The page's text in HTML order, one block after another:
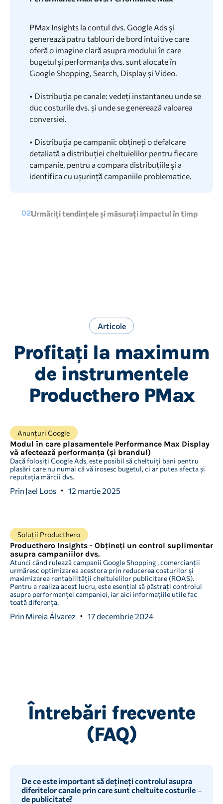
PMax Insights la contul dvs. Google Ads și
generează patru tablouri de bord intuitive care
oferă o imagine clară asupra modului în care
bugetul și performanța dvs. sunt alocate în
Google Shopping, Search, Display și Video.
• Distribuția pe canale: vedeți instantaneu unde se
duc costurile dvs. și unde se generează valoarea
conversiei.
• Distribuția pe campanii: obțineți o defalcare
detaliată a distribuției cheltuielilor pentru fiecare
campanie, pentru a compara distribuțiile și a
identifica cu ușurință campaniile problematice.
02Urmăriți tendințele și măsurați impactul în timp
Articole
Profitați la maximum
de instrumentele
Producthero PMax
Anunțuri Google
Modul în care plasamentele Performance Max Display
vă afectează performanța (și brandul)
Dacă folosiți Google Ads, este posibil să cheltuiți bani pentru
plasări care nu numai că vă irosesc bugetul, ci ar putea afecta și
reputația mărcii dvs.
Prin Jael Loos 12 martie 2025
Soluții Producthero
Producthero Insights - Obțineți un control suplimentar
asupra campaniilor dvs.
Atunci când rulează campanii Google Shopping , comercianții
urmăresc optimizarea acestora prin reducerea costurilor și
maximizarea rentabilității cheltuielilor publicitare (ROAS).
Pentru a realiza acest lucru, este esențial să păstrați controlul
asupra performanței campaniei, iar aici informațiile utile fac
toată diferența.
Prin Mireia Álvarez 17 decembrie 2024
Întrebări frecvente
(FAQ)
De ce este important să dețineți controlul asupra
diferitelor canale prin care sunt cheltuite costurile
de publicitate?